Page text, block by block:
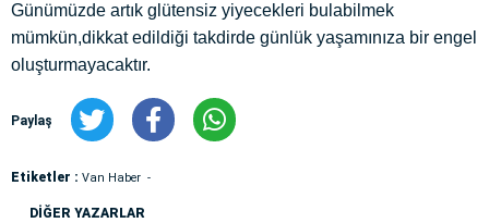
Günümüzde artık glütensiz yiyecekleri bulabilmek
mümkün,dikkat edildiği takdirde günlük yaşamınıza bir engel
oluşturmayacaktır.
Paylaş
Etiketler : Van Haber
DİĞER YAZARLAR